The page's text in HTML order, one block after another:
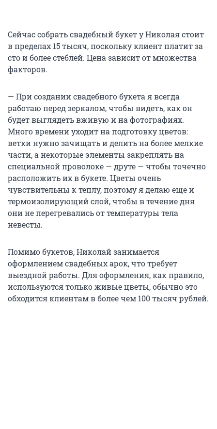
Сейчас собрать свадебный букет у Николая стоит
в пределах 15 тысяч, поскольку клиент платит за
сто и более стеблей. Цена зависит от множества
факторов.
— При создании свадебного букета я всегда
работаю перед зеркалом, чтобы видеть, как он
будет выглядеть вживую и на фотографиях.
Много времени уходит на подготовку цветов:
ветки нужно зачищать и делить на более мелкие
части, а некоторые элементы закреплять на
специальной проволоке — друте — чтобы точечно
расположить их в букете. Цветы очень
чувствительны к теплу, поэтому я делаю еще и
термоизолирующий слой, чтобы в течение дня
они не перегревались от температуры тела
невесты.
Помимо букетов, Николай занимается
оформлением свадебных арок, что требует
выездной работы. Для оформления, как правило,
используются только живые цветы, обычно это
обходится клиентам в более чем 100 тысяч рублей.